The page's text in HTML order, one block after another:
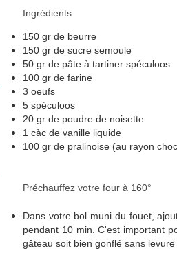
Ingrédients
150 gr de beurre
150 gr de sucre semoule
50 gr de pâte à tartiner spéculoos
100 gr de farine
3 oeufs
5 spéculoos
20 gr de poudre de noisette
1 càc de vanille liquide
100 gr de pralinoise (au rayon
Préchauffez votre four à 160°
Dans votre bol muni du fouet,
pendant 10 min. C'est important
gâteau soit bien gonflé sans levure